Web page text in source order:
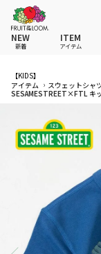
NEW
新着
ITEM
アイテム
Tシャツ
パンツ
その他ウェア
アンダーウェア
帽子
バッグ
Tシャツ
パンツ
アンダーウェア
ソックス
ファッショング
Tシャツ
パンツ
その他ウェア
アンダーウェア
ソックス
ファッション
Tシャツ
パンツ
その他ウェア
アンダーウェア
ソックス
ファッション
【KIDS】
アイテム
スウェットシャ
SESAMESTREET×FTL キ